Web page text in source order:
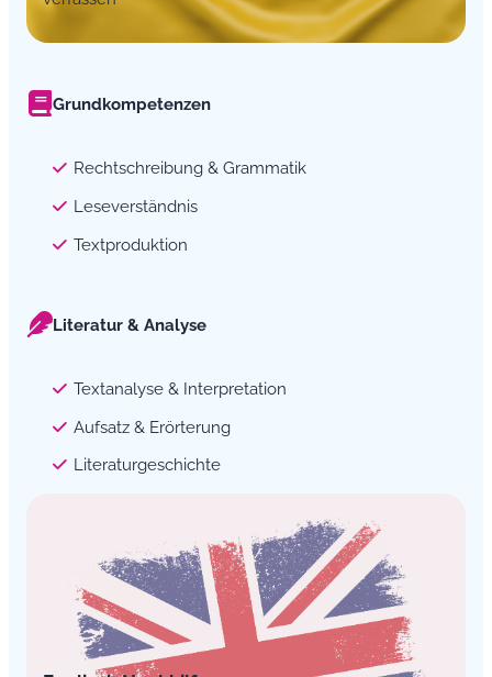
Grundkompetenzen
Rechtschreibung & Grammatik
Leseverständnis
Textproduktion
Literatur & Analyse
Textanalyse & Interpretation
Aufsatz & Erörterung
Literaturgeschichte